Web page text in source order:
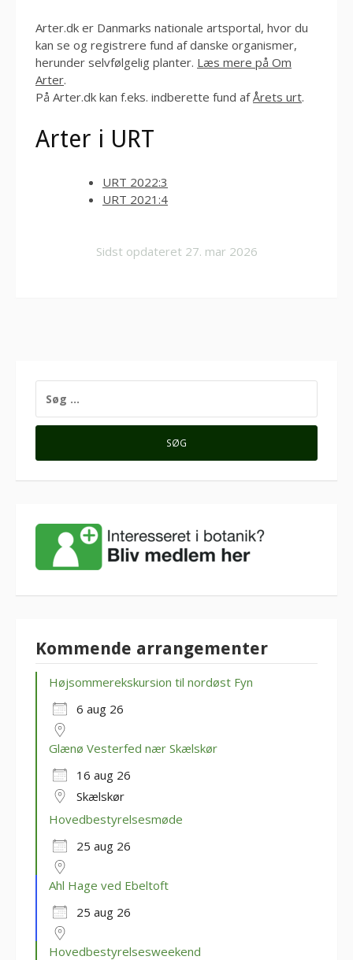
Arter.dk er Danmarks nationale artsportal, hvor du
kan se og registrere fund af danske organismer,
herunder selvfølgelig planter. Læs mere på Om
Arter.
På Arter.dk kan f.eks. indberette fund afÅrets urt.
Arter i URT
URT 2022:3
URT 2021:4
Sidst opdateret 27. mar 2026
EFTER:
Kommende arrangementer
Højsommerekskursion til nordøst Fyn
6 aug 26
Glænø Vesterfed nær Skælskør
16 aug 26
Skælskør
Hovedbestyrelsesmøde
25 aug 26
Ahl Hage ved Ebeltoft
25 aug 26
Hovedbestyrelsesweekend